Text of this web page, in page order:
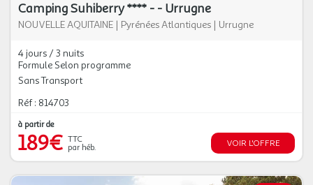
Camping Suhiberry **** - - Urrugne
NOUVELLE AQUITAINE | Pyrénées Atlantiques | Urrugne
4 jours / 3 nuits
Formule Selon programme
Sans Transport
Réf : 814703
à partir de
189€ TTC
par héb.
VOIR L'OFFRE